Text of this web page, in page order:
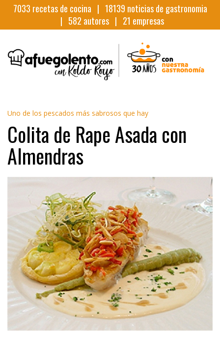
7033 recetas de cocina | 18139 noticias de gastronomia
| 582 autores | 21 empresas
Uno de los pescados más sabrosos que hay
Colita de Rape Asada con
Almendras